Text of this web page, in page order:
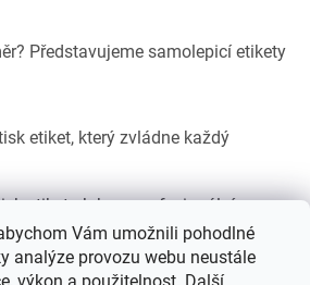
Vám umožnili pohodlné
analýze provozu webu neustále
Představujeme samolepicí etikety
etiket, který zvládne každý
etiket: Jak na profesionální